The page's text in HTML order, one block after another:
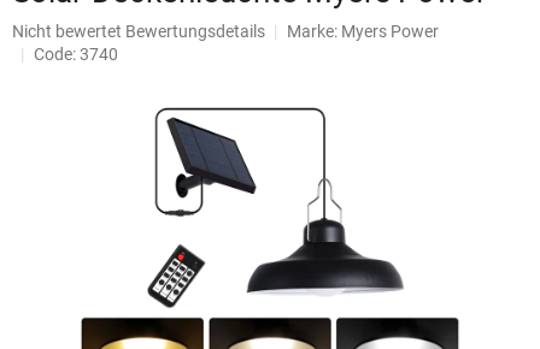
Die
durchschnittliche
Nicht bewertet Bewertungsdetails Marke: Myers Power
Code: 3740